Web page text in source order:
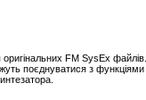
FM SysEx файлів.
поєднуватися з функціями